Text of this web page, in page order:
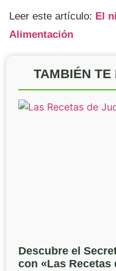
Leer este artículo: El
Alimentación
TAMBIÉN TE
Descubre el
con «Las Recetas